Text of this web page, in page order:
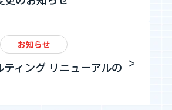
お知らせ
ティング リニューアルの